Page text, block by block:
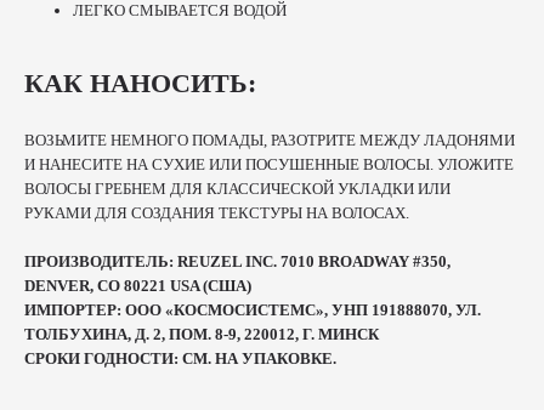
ЛЕГКО СМЫВАЕТСЯ ВОДОЙ
КАК НАНОСИТЬ:
ВОЗЬМИТЕ НЕМНОГО ПОМАДЫ, РАЗОТРИТЕ МЕЖДУ ЛАДОНЯМИ
И НАНЕСИТЕ НА СУХИЕ ИЛИ ПОСУШЕННЫЕ ВОЛОСЫ. УЛОЖИТЕ
ВОЛОСЫ ГРЕБНЕМ ДЛЯ КЛАССИЧЕСКОЙ УКЛАДКИ ИЛИ
РУКАМИ ДЛЯ СОЗДАНИЯ ТЕКСТУРЫ НА ВОЛОСАХ.
ПРОИЗВОДИТЕЛЬ: REUZEL INC. 7010 BROADWAY #350,
DENVER, CO 80221 USA (США)
ИМПОРТЕР: ООО «КОСМОСИСТЕМС», УНП 191888070, УЛ.
ТОЛБУХИНА, Д. 2, ПОМ. 8-9, 220012, Г. МИНСК
СРОКИ ГОДНОСТИ: СМ. НА УПАКОВКЕ.